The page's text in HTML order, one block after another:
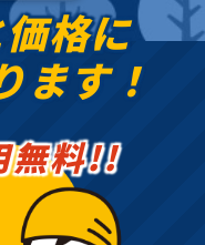
格に
ます！
無料!!